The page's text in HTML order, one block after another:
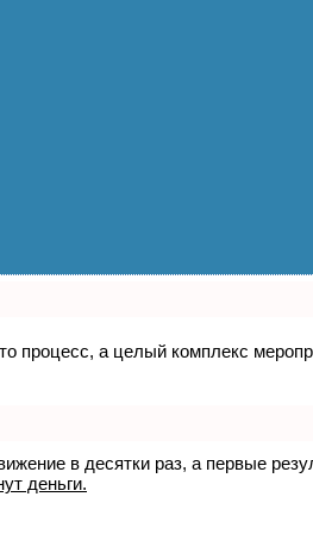
процесс, а целый комплекс
в десятки раз, а первые
деньги.